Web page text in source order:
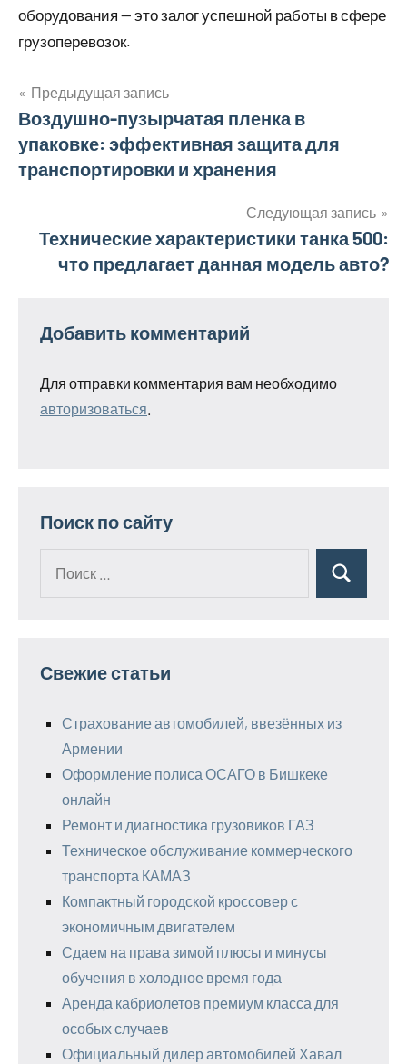
оборудования — это залог успешной работы в сфере
грузоперевозок.
Навигация
по
Предыдущая запись
Воздушно-пузырчатая пленка в
упаковке: эффективная защита для
транспортировки и хранения
Следующая запись
Технические характеристики танка 500:
что предлагает данная модель авто?
Добавить комментарий
Для отправки комментария вам необходимо
авторизоваться
Поиск по сайту
Поиск
Свежие статьи
Страхование автомобилей, ввезённых из
Армении
Оформление полиса ОСАГО в Бишкеке
онлайн
Ремонт и диагностика грузовиков ГАЗ
Техническое обслуживание коммерческого
транспорта КАМАЗ
Компактный городской кроссовер с
экономичным двигателем
Сдаем на права зимой плюсы и минусы
обучения в холодное время года
Аренда кабриолетов премиум класса для
особых случаев
Официальный дилер автомобилей Хавал